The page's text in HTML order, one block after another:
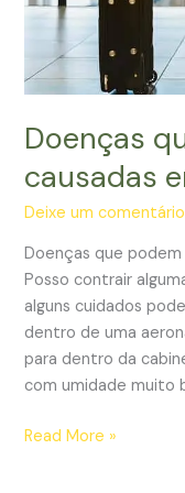
Doenças
causadas
Deixe um comentário
Doenças que podem
Posso contrair
alguns cuidados
dentro de uma
para dentro da
com umidade muito
Doenças
Read More »